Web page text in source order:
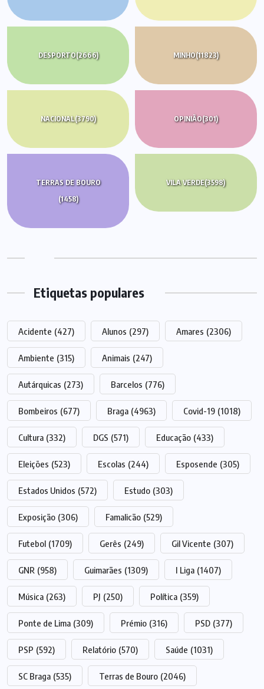
DESPORTO(2666) MINHO(11823)
NACIONAL(3790) OPINIÃO(301)
TERRAS DE BOURO
(1458)
VILA VERDE(3598)
Etiquetas populares
Acidente (427) Alunos (297) Amares (2306)
Ambiente (315) Animais (247)
Autárquicas (273) Barcelos (776)
Bombeiros (677) Braga (4963) Covid-19 (1018)
Cultura (332) DGS (571) Educação (433)
Eleições (523) Escolas (244) Esposende (305)
Estados Unidos (572) Estudo (303)
Exposição (306) Famalicão (529)
Futebol (1709) Gerês (249) Gil Vicente (307)
GNR (958) Guimarães (1309) I Liga (1407)
Música (263) PJ (250) Política (359)
Ponte de Lima (309) Prémio (316) PSD (377)
PSP (592) Relatório (570) Saúde (1031)
SC Braga (535) Terras de Bouro (2046)